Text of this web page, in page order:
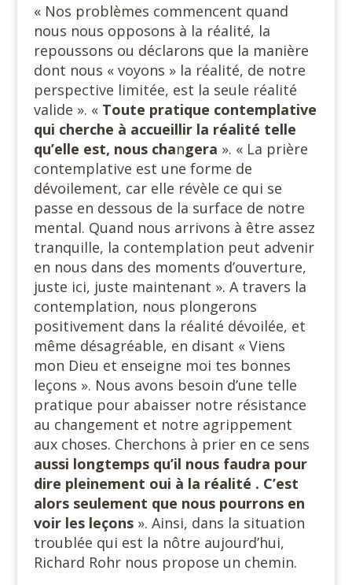
« Nos problèmes commencent quand
nous nous opposons à la réalité, la
repoussons ou déclarons que la manière
dont nous « voyons » la réalité, de notre
perspective limitée, est la seule réalité
valide ». « Toute pratique contemplative
qui cherche à accueillir la réalité telle
qu’elle est, nous changera ». « La prière
contemplative est une forme de
dévoilement, car elle révèle ce qui se
passe en dessous de la surface de notre
mental. Quand nous arrivons à être assez
tranquille, la contemplation peut advenir
en nous dans des moments d’ouverture,
juste ici, juste maintenant ». A travers la
contemplation, nous plongerons
positivement dans la réalité dévoilée, et
même désagréable, en disant « Viens
mon Dieu et enseigne moi tes bonnes
leçons ». Nous avons besoin d’une telle
pratique pour abaisser notre résistance
au changement et notre agrippement
aux choses. Cherchons à prier en ce sens
aussi longtemps qu’il nous faudra pour
dire pleinement oui à la réalité . C’est
alors seulement que nous pourrons en
voir les leçons ». Ainsi, dans la situation
troublée qui est la nôtre aujourd’hui,
Richard Rohr nous propose un chemin.